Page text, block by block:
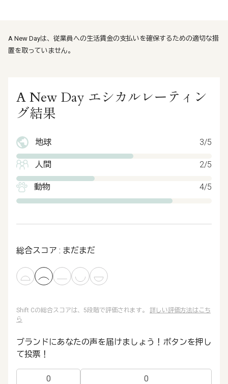
A New Dayは、従業員への生活賃金の支払いを確保するための適切な措
置を取っていません。
A New Day エシカルレーティン
グ結果
地球 3/5
人間 2/5
動物 4/5
総合スコア : まだまだ
Shift Cの総合スコアは、5段階で評価されます。 詳しい評価方法はこち
ら
ブランドにあなたの声を届けましょう！ボタンを押し
て投票！
0 0